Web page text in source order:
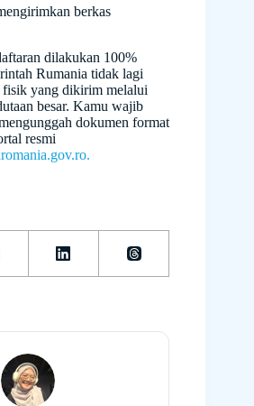
berkas
dilakukan 100%
Rumania tidak lagi
fisik yang dikirim melalui
besar. Kamu wajib
dokumen format
resmi